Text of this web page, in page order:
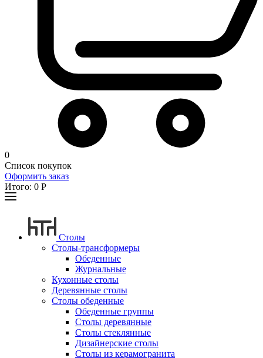
0
Список покупок
Оформить заказ
Итого: 0 Р
Столы
Столы-трансформеры
Обеденные
Журнальные
Кухонные столы
Деревянные столы
Столы обеденные
Обеденные группы
Столы деревянные
Столы стеклянные
Дизайнерские столы
Столы из керамогранита